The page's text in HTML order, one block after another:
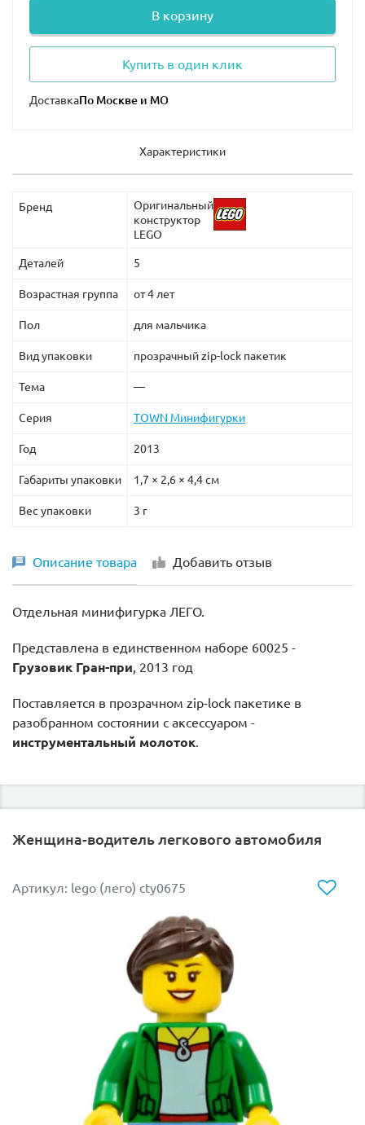
В корзину
Купить в один клик
Доставка
Характеристики
Бренд
Оригинальный
конструктор
LEGO
Деталей 5
Возрастная группа от 4 лет
Пол для мальчика
Вид упаковки прозрачный zip-lock пакетик
Тема —
Серия TOWN Минифигурки
Год 2013
Габариты упаковки 1,7 × 2,6 × 4,4 см
Вес упаковки 3 г
Описание товара Добавить отзыв
Отдельная минифигурка ЛЕГО.
Представлена в единственном наборе 60025 -
Грузовик Гран-при, 2013 год
Поставляется в прозрачном zip-lock пакетике в
разобранном состоянии c аксессуаром -
инструментальный молоток.
Женщина-водитель легкового автомобиля
Артикул: lego (лего) cty0675